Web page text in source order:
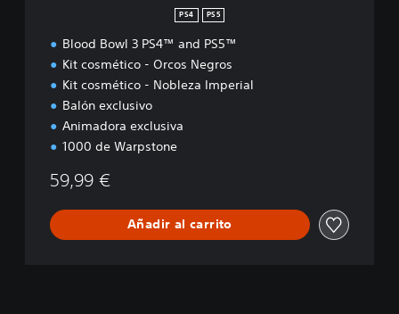
PS4 PS5
Blood Bowl 3 PS4™ and PS5™
Kit cosmético - Orcos Negros
Kit cosmético - Nobleza Imperial
Balón exclusivo
Animadora exclusiva
1000 de Warpstone
59,99 €
Añadir al carrito